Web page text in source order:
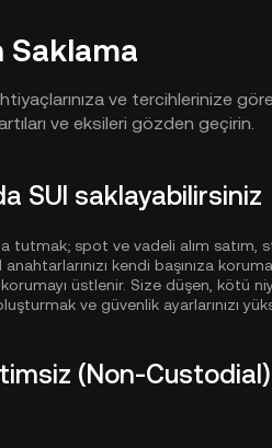
Saklama
ve tercihlerinize
ve eksileri gözden geçirin.
SUI saklayabilirsiniz
tutmak; spot ve vadeli alım
kendi başınıza
korumayı üstlenir. Size düşen, kötü
ve güvenlik ayarlarınızı
(Non-